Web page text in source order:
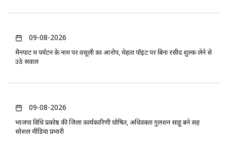
09-08-2026
मैनपाट में पर्यटन के नाम पर वसूली का आरोप, मेहता पॉइंट पर बिना रसीद शुल्क लेने से
उठे सवाल
09-08-2026
भाजपा विधि प्रकोष्ठ की जिला कार्यकारिणी घोषित, अधिवक्ता गुलशन साहू बने सह
सोशल मीडिया प्रभारी